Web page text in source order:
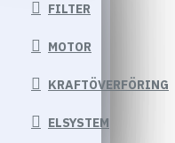
FILTER
MOTOR
KRAFTÖVERFÖRING
ELSYSTEM